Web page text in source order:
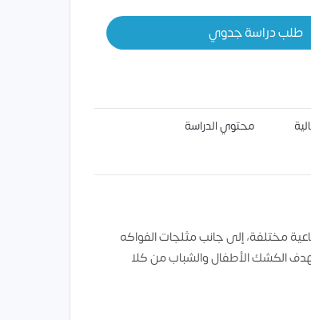
طلب دراسة جدوي
محتوي الدراسة
مختلفة، إلى جانب مثلجات الفواكه
الكشك الأطفال والشباب من كلا